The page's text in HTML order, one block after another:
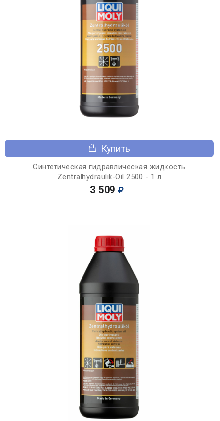
Купить
Синтетическая гидравлическая жидкость
Zentralhydraulik-Oil 2500 - 1 л
3 509